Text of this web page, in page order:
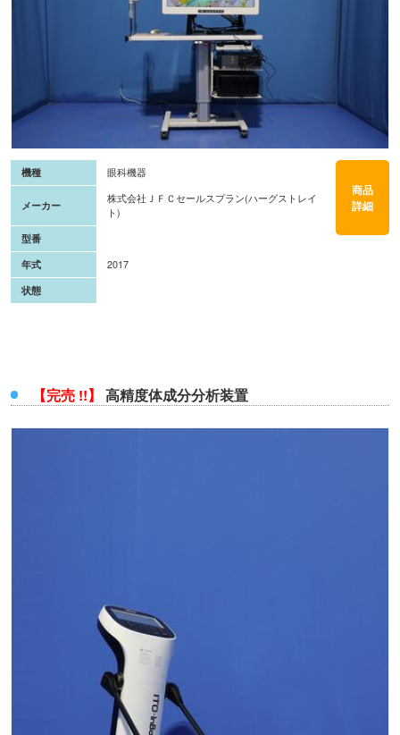
機種 眼科機器
メーカー
株式会社ＪＦＣセールスプラン(ハーグストレイ
ト)
型番
年式
2017
状態
商品
詳細
【完売 !!】 高精度体成分分析装置